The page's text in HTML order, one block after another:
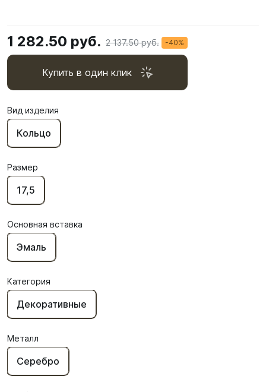
1 282.50 руб. 2 137.50 руб. -40%
Купить в один клик
Вид изделия
Кольцо
Размер
17,5
Основная вставка
Эмаль
Категория
Декоративные
Металл
Серебро